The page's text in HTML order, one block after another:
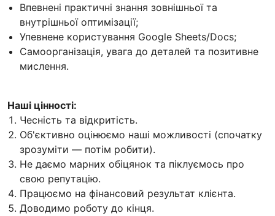
Впевнені практичні знання зовнішньої та
внутрішньої оптимізації;
Упевнене користування Google Sheets/Docs;
Самоорганізація, увага до деталей та позитивне
мислення.
Наші цінності:
Чесність та відкритість.
Об'єктивно оцінюємо наші можливості (спочатку
зрозуміти — потім робити).
Не даємо марних обіцянок та піклуємось про
свою репутацію.
Працюємо на фінансовий результат клієнта.
Доводимо роботу до кінця.